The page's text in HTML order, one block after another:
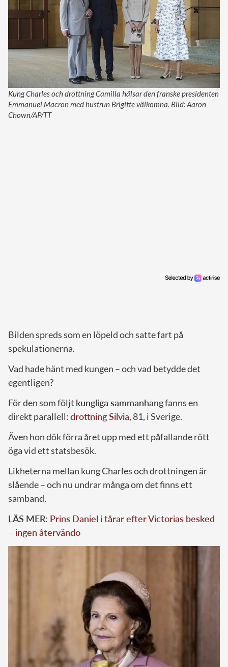
Kung Charles och drottning Camilla hälsar den franske presidenten
Emmanuel Macron med hustrun Brigitte välkomna. Bild: Aaron
Chown/AP/TT
Bilden spreds som en löpeld och satte fart på
spekulationerna.
Vad hade hänt med kungen – och vad betydde det
egentligen?
För den som följt kungliga sammanhangfanns en
direkt parallell:drottning Silvia, 81, i Sverige.
Även hon dök förra året upp med ett påfallande rött
öga vid ett statsbesök.
Likheterna mellan kung Charles och drottningen är
slående – och nu undrar många om det finns ett
samband.
LÄS MER: Prins Daniel i tårar efter Victorias besked
– ingen återvändo